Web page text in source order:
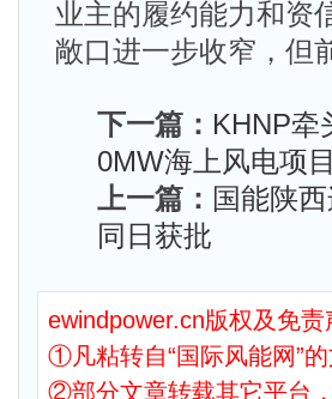
业主的履约能力和资
敞口进一步收窄，但
下一篇： KHNP牵
0MW海上风电项目
上一篇： 国能陕
同日获批
ewindpower.cn版权及免责
①凡粘转自“国际风能网”
②部分文章转载其它平台